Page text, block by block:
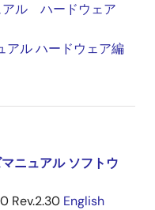
アル ハードウェア
アル ハードウェア編
ニュアル ソフトウ
Rev.2.30 English